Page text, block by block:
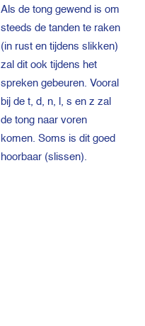
Als de tong gewend is om
steeds de tanden te raken
(in rust en tijdens slikken)
zal dit ook tijdens het
spreken gebeuren. Vooral
bij de t, d, n, l, s en z zal
de tong naar voren
komen. Soms is dit goed
hoorbaar (slissen).